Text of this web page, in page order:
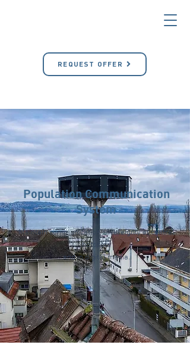
REQUEST OFFER
Population Communication
System
Maintain communication sovereignty atcentral
hotspots
and in digital media.